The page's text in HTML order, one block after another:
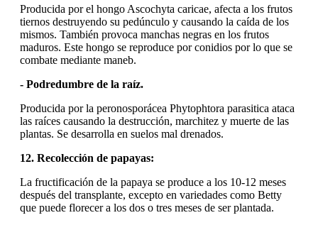
Producida por el hongo Ascochyta caricae, afecta a los frutos
tiernos destruyendo su pedúnculo y causando la caída de los
mismos. También provoca manchas negras en los frutos
maduros. Este hongo se reproduce por conidios por lo que se
combate mediante maneb.
- Podredumbre de la raíz.
Producida por la peronosporácea Phytophtora parasitica ataca
las raíces causando la destrucción, marchitez y muerte de las
plantas. Se desarrolla en suelos mal drenados.
12. Recolección de papayas:
La fructificación de la papaya se produce a los 10-12 meses
después del transplante, excepto en variedades como Betty
que puede florecer a los dos o tres meses de ser plantada.